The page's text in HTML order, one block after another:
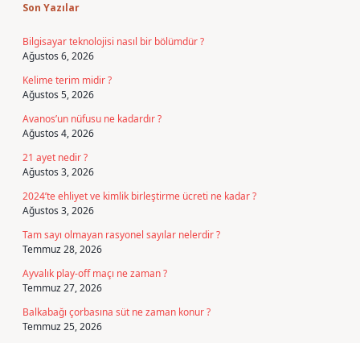
Son Yazılar
Bilgisayar teknolojisi nasıl bir bölümdür ?
Ağustos 6, 2026
Kelime terim midir ?
Ağustos 5, 2026
Avanos’un nüfusu ne kadardır ?
Ağustos 4, 2026
21 ayet nedir ?
Ağustos 3, 2026
2024’te ehliyet ve kimlik birleştirme ücreti ne kadar ?
Ağustos 3, 2026
Tam sayı olmayan rasyonel sayılar nelerdir ?
Temmuz 28, 2026
Ayvalık play-off maçı ne zaman ?
Temmuz 27, 2026
Balkabağı çorbasına süt ne zaman konur ?
Temmuz 25, 2026